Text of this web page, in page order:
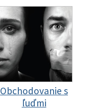
Obchodovanie s
ľuďmi